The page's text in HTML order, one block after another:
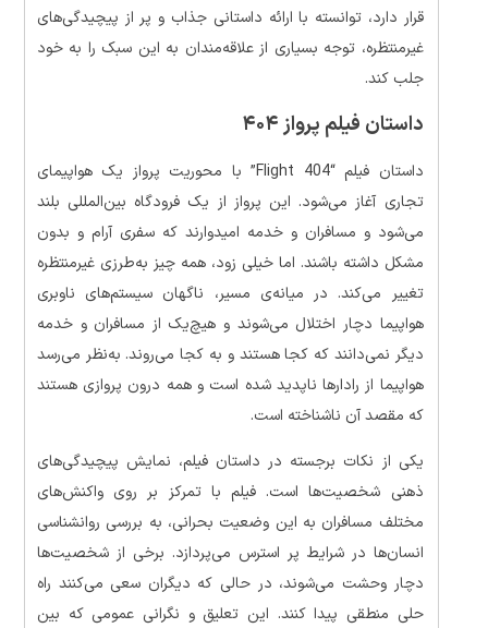
قرار دارد، توانسته با ارائه داستانی جذاب و پر از پیچیدگی‌های
غیرمنتظره، توجه بسیاری از علاقه‌مندان به این سبک را به خود
جلب کند.
داستان فیلم پرواز ۴۰۴
داستان فیلم “Flight 404” با محوریت پرواز یک هواپیمای
تجاری آغاز می‌شود. این پرواز از یک فرودگاه بین‌المللی بلند
می‌شود و مسافران و خدمه امیدوارند که سفری آرام و بدون
مشکل داشته باشند. اما خیلی زود، همه چیز به‌طرزی غیرمنتظره
تغییر می‌کند. در میانه‌ی مسیر، ناگهان سیستم‌های ناوبری
هواپیما دچار اختلال می‌شوند و هیچ‌یک از مسافران و خدمه
دیگر نمی‌دانند که کجا هستند و به کجا می‌روند. به‌نظر می‌رسد
هواپیما از رادارها ناپدید شده است و همه درون پروازی هستند
که مقصد آن ناشناخته است.
یکی از نکات برجسته در داستان فیلم، نمایش پیچیدگی‌های
ذهنی شخصیت‌ها است. فیلم با تمرکز بر روی واکنش‌های
مختلف مسافران به این وضعیت بحرانی، به بررسی روانشناسی
انسان‌ها در شرایط پر استرس می‌پردازد. برخی از شخصیت‌ها
دچار وحشت می‌شوند، در حالی که دیگران سعی می‌کنند راه
حلی منطقی پیدا کنند. این تعلیق و نگرانی عمومی که بین